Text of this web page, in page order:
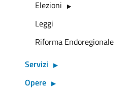
Elezioni
Leggi
Riforma Endoregionale
Servizi
Opere